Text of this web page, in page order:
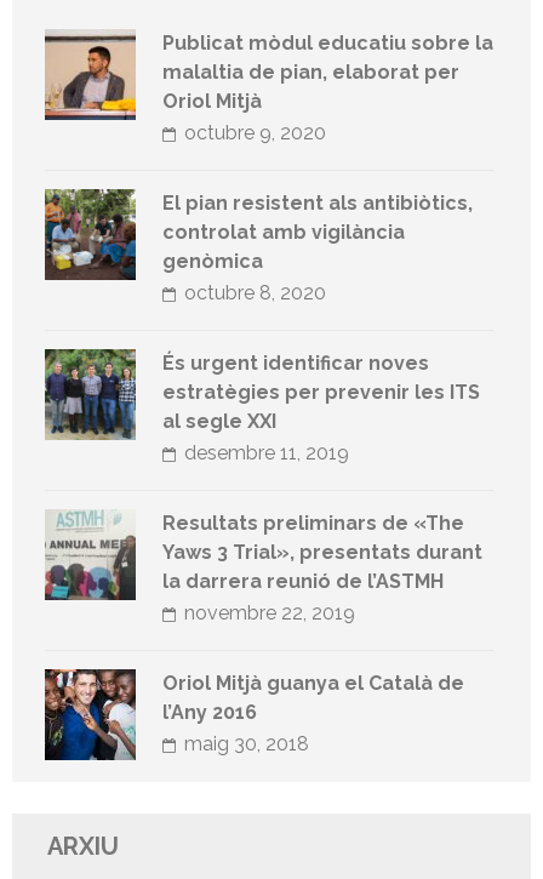
Publicat mòdul educatiu sobre la
malaltia de pian, elaborat per
Oriol Mitjà
octubre 9, 2020
El pian resistent als antibiòtics,
controlat amb vigilància
genòmica
octubre 8, 2020
És urgent identificar noves
estratègies per prevenir les ITS
al segle XXI
desembre 11, 2019
Resultats preliminars de «The
Yaws 3 Trial», presentats durant
la darrera reunió de l’ASTMH
novembre 22, 2019
Oriol Mitjà guanya el Català de
l’Any 2016
maig 30, 2018
ARXIU